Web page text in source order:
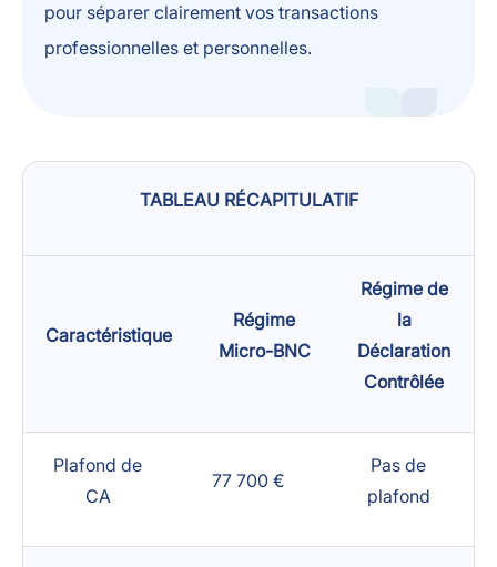
pour séparer clairement vos transactions
professionnelles et personnelles.
TABLEAU RÉCAPITULATIF
Caractéristique
Régime
Micro-BNC
Régime de
la
Déclaration
Contrôlée
Plafond de
CA
77 700 €
Pas de
plafond